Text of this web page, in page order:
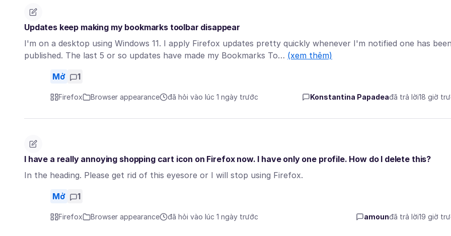
Updates keep making my bookmarks toolbar disappear
I'm on a desktop using Windows 11. I apply Firefox updates pretty quickly whenever I'm notified one has been
published. The last 5 or so updates have made my Bookmarks To… (xem thêm)
Mở 1
Firefox Browser appearance đã hỏi vào lúc 1 ngày trước Konstantina Papadeađã trả lời18 giờ
I have a really annoying shopping cart icon on Firefox now. I have only one profile. How do I delete this?
In the heading. Please get rid of this eyesore or I will stop using Firefox.
Mở 1
Firefox Browser appearance đã hỏi vào lúc 1 ngày trước amounđã trả lời19 giờ